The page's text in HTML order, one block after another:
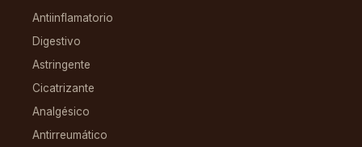
Antiinflamatorio
Digestivo
Astringente
Cicatrizante
Analgésico
Antirreumático